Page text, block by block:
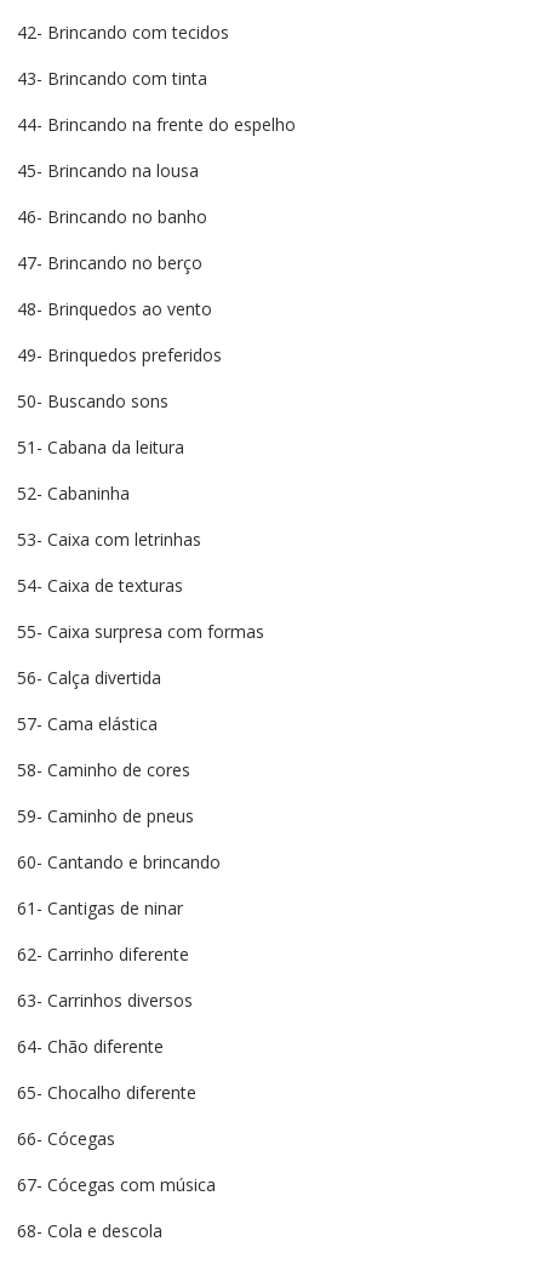
42- Brincando com tecidos
43- Brincando com tinta
44- Brincando na frente do espelho
45- Brincando na lousa
46- Brincando no banho
47- Brincando no berço
48- Brinquedos ao vento
49- Brinquedos preferidos
50- Buscando sons
51- Cabana da leitura
52- Cabaninha
53- Caixa com letrinhas
54- Caixa de texturas
55- Caixa surpresa com formas
56- Calça divertida
57- Cama elástica
58- Caminho de cores
59- Caminho de pneus
60- Cantando e brincando
61- Cantigas de ninar
62- Carrinho diferente
63- Carrinhos diversos
64- Chão diferente
65- Chocalho diferente
66- Cócegas
67- Cócegas com música
68- Cola e descola